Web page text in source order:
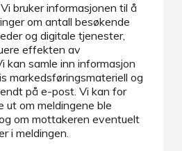
bruker informasjonen til å
om antall besøkende
og digitale tjenester,
effekten av
kan samle inn informasjon
markedsføringsmateriell og
på e-post. Vi kan for
ut om meldingene ble
om mottakeren eventuelt
i meldingen.